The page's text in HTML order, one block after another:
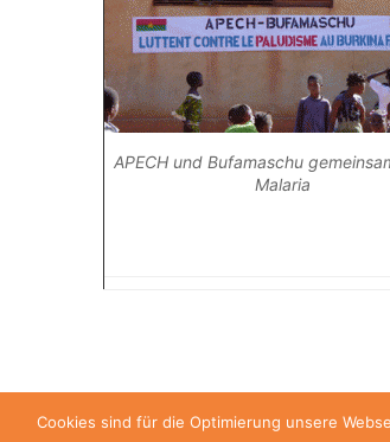
APECH und Bufamaschu
Malaria
Cookies sind für die Optimierung unsere